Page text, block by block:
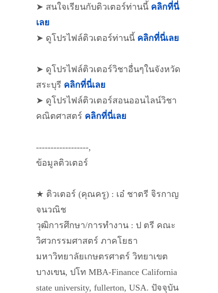
➤ สนใจเรียนกับติวเตอร์ท่านนี้ คลิกที่นี่
เลย
➤ ดูโปรไฟล์ติวเตอร์ท่านนี้ คลิกที่นี่เลย
➤ ดูโปรไฟล์ติวเตอร์วิชาอื่นๆในจังหวัด
สระบุรี คลิกที่นี่เลย
➤ ดูโปรไฟล์ติวเตอร์สอนออนไลน์วิชา
คณิตศาสตร์ คลิกที่นี่เลย
------------------,
ข้อมูลติวเตอร์
★ ติวเตอร์ (คุณครู) : เอ๋ ชาตรี จิรกาญ
จนวณิช
วุฒิการศึกษา/การทำงาน : ป ตรี คณะ
วิศวกรรมศาสตร์ ภาคโยธา
มหาวิทยาลัยเกษตรศาตร์ วิทยาเขต
บางเขน, ปโท MBA-Finance California
state university, fullerton, USA. ปัจจุบัน